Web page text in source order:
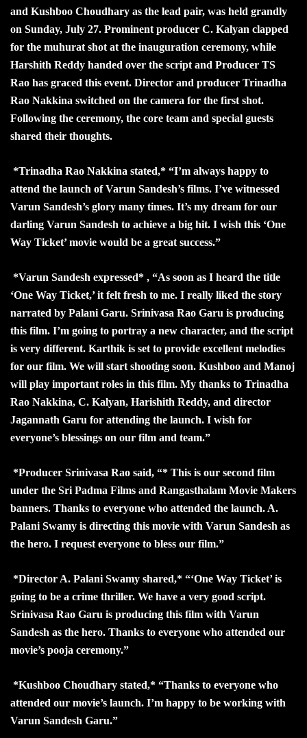
and Kushboo Choudhary as the lead pair, was held grandly
on Sunday, July 27. Prominent producer C. Kalyan clapped
for the muhurat shot at the inauguration ceremony, while
Harshith Reddy handed over the script and Producer TS
Rao has graced this event. Director and producer Trinadha
Rao Nakkina switched on the camera for the first shot.
Following the ceremony, the core team and special guests
shared their thoughts.
*Trinadha Rao Nakkina stated,* “I’m always happy to
attend the launch of Varun Sandesh’s films. I’ve witnessed
Varun Sandesh’s glory many times. It’s my dream for our
darling Varun Sandesh to achieve a big hit. I wish this ‘One
Way Ticket’ movie would be a great success.”
*Varun Sandesh expressed* , “As soon as I heard the title
‘One Way Ticket,’ it felt fresh to me. I really liked the story
narrated by Palani Garu. Srinivasa Rao Garu is producing
this film. I’m going to portray a new character, and the script
is very different. Karthik is set to provide excellent melodies
for our film. We will start shooting soon. Kushboo and Manoj
will play important roles in this film. My thanks to Trinadha
Rao Nakkina, C. Kalyan, Harishith Reddy, and director
Jagannath Garu for attending the launch. I wish for
everyone’s blessings on our film and team.”
*Producer Srinivasa Rao said, “* This is our second film
under the Sri Padma Films and Rangasthalam Movie Makers
banners. Thanks to everyone who attended the launch. A.
Palani Swamy is directing this movie with Varun Sandesh as
the hero. I request everyone to bless our film.”
*Director A. Palani Swamy shared,* “‘One Way Ticket’ is
going to be a crime thriller. We have a very good script.
Srinivasa Rao Garu is producing this film with Varun
Sandesh as the hero. Thanks to everyone who attended our
movie’s pooja ceremony.”
*Kushboo Choudhary stated,* “Thanks to everyone who
attended our movie’s launch. I’m happy to be working with
Varun Sandesh Garu.”